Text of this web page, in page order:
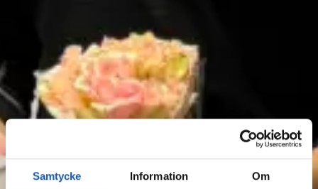
Samtycke Information Om